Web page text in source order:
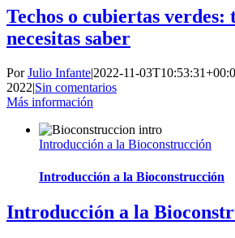
Techos o cubiertas verdes:
necesitas saber
PorJulio Infante|2022-11-
2022|Sin comentarios
Más información
Introducción a la Bioconstrucción
Introducción a la Bioconstrucción
Introducción a la